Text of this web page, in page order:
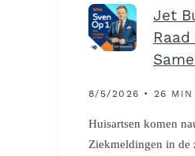
Jet
8/5/2026 • 26 MIN
Huisartsen komen
Ziekmeldingen in de